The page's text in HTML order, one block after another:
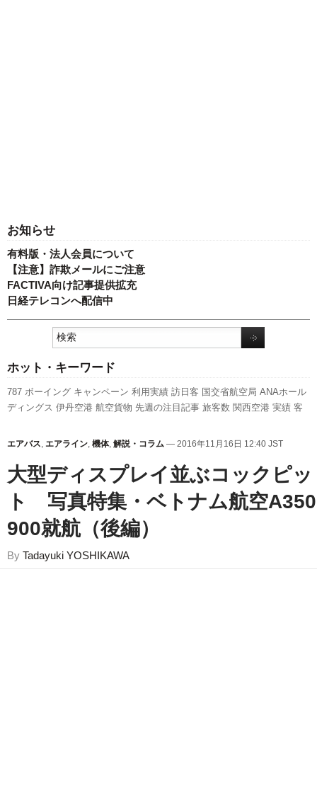
お知らせ
有料版・法人会員について
【注意】詐欺メールにご注意
FACTIVA向け記事提供拡充
日経テレコンへ配信中
ホット・キーワード
787 ボーイング キャンペーン 利用実績 訪日客 国交省航空局 ANAホール
ディングス 伊丹空港 航空貨物 先週の注目記事 旅客数 関西空港 実績 客
バス 新路線 全日空 新千歳空港 スターフライヤー セントレア 成田空港
数 A350 XWB
エアバス, エアライン, 機体, 解説・コラム — 2016年11月16日 12:40 JST
大型ディスプレイ並ぶコックピッ
ト 写真特集・ベトナム航空
900就航（後編）
By Tadayuki YOSHIKAWA